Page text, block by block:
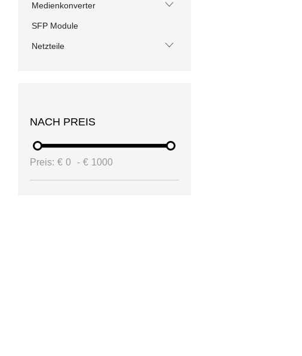
Medienkonverter
SFP Module
Netzteile
NACH PREIS
Preis: € 0 - € 1000